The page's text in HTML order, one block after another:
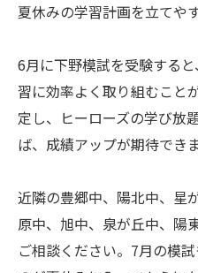
夏休みの学習計画を立てや
6月に下野模試を受験する
習に効率よく取り組むこと
定し、ヒーローズの学び放
ば、成績アップが期待できま
近隣の豊郷中、陽北中、星
原中、旭中、泉が丘中、陽
ご相談ください。7月の模